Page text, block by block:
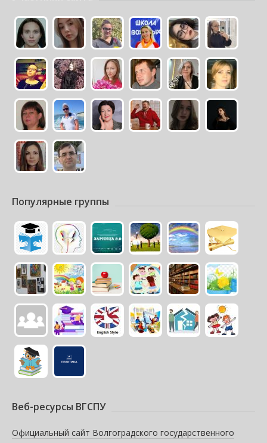
Популярные группы
Веб-ресурсы ВГСПУ
Официальный сайт Волгоградского государственного